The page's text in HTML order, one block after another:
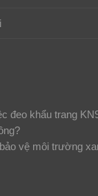
đeo khẩu trang
vệ môi trường